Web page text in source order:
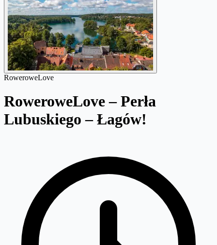
RoweroweLove
RoweroweLove – Perła
Lubuskiego – Łagów!